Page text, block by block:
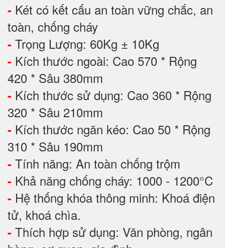
- Két có kết cấu an toàn vững chắc, an
toàn, chống cháy
- Trọng Lượng: 60Kg ± 10Kg
- Kích thước ngoài: Cao 570 * Rộng
420 * Sâu 380mm
- Kích thước sử dụng: Cao 360 * Rộng
320 * Sâu 210mm
- Kích thước ngăn kéo: Cao 50 * Rộng
310 * Sâu 190mm
- Tính năng: An toàn chống trộm
- Khả năng chống cháy: 1000 - 1200°C
- Hệ thống khóa thông minh: Khoá điện
tử, khoá chìa.
- Thích hợp sử dụng: Văn phòng, ngân